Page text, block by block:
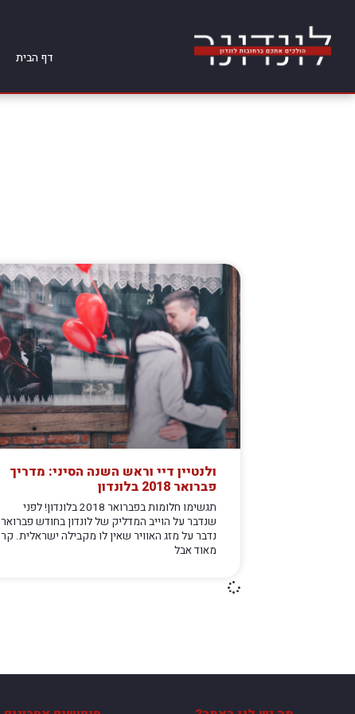
דף הבית
ולנטיין דיי וראש השנה הסיני: מדריך
פברואר 2018 בלונדון
תגשימו חלומות בפברואר 2018 בלונדון! לפני
שנדבר על הוייב המדליק של לונדון בחודש פברואר
נדבר על מזג האוויר שאין לו מקבילה ישראלית. קר
מאוד אבל